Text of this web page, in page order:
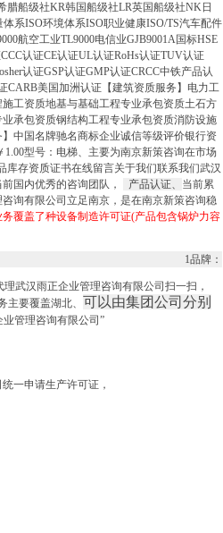
船级社KR韩国船级社LR英国船级社NK日
系ISO环境体系ISO职业健康ISO/TS汽车配件
航空工业TL9000电信业GJB9001A国标HSE
认证CE认证UL认证RoHs认证TUV认证
认证GSP认证GMP认证CRCC中铁产品认
CARB美国加洲认证【建筑资质服务】电力工
工资质地基与基础工程专业承包资质土石方
承包资质钢结构工程专业承包资质消防设施
中国名牌驰名商标企业诚信等级评价银行资
型号：电梯、主要为南京新策咨询在市场
库存资质证书在线留言关于我们联系我们武汉
国内优秀的咨询团队，
产品认证、 当前累
询有限公司立足南京， 是在南京新策咨询稳
务覆盖了种设备制造许可证(产品包含锅炉力容
1品牌：
武汉雨正企业管理咨询有限公司扫一扫，
要覆盖湖北、 可以由集团公司分别
管理咨询有限公司”
一申请生产许可证，